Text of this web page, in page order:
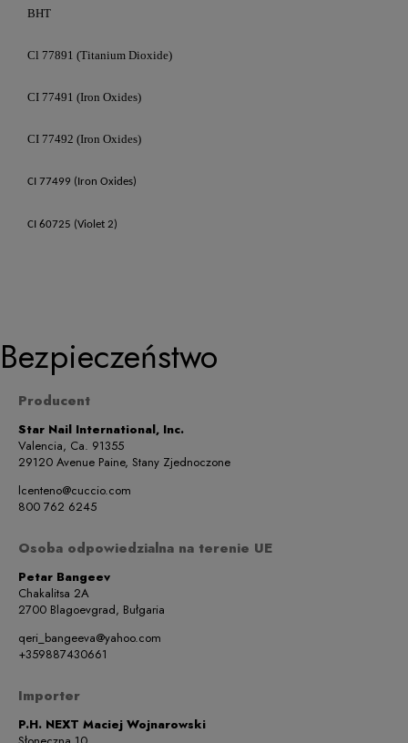
BHT
Cl 77891 (Titanium Dioxide)
CI 77491 (Iron Oxides)
CI 77492 (Iron Oxides)
CI 77499 (Iron Oxides)
CI 60725 (Violet 2)
Bezpieczeństwo
Producent
Star Nail International, Inc.
Valencia, Ca. 91355
29120 Avenue Paine, Stany Zjednoczone
lcenteno@cuccio.com
800 762 6245
Osoba odpowiedzialna na terenie UE
Petar Bangeev
Chakalitsa 2A
2700 Blagoevgrad, Bułgaria
qeri_bangeeva@yahoo.com
+359887430661
Importer
P.H. NEXT Maciej Wojnarowski